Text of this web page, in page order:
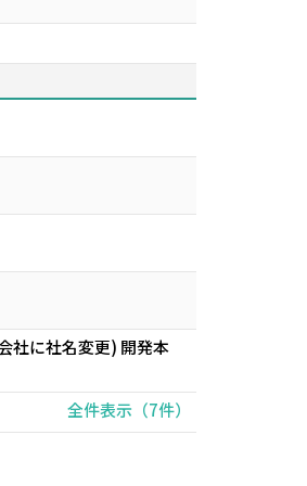
社に社名変更) 開発本
全件表示（7件）